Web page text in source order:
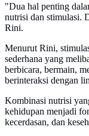
"Dua hal penting
nutrisi dan stimulasi.
Rini.
Menurut Rini,
sederhana yang
berbicara, bermain,
berinteraksi dengan
Kombinasi nutrisi
kehidupan menjadi
kecerdasan, dan